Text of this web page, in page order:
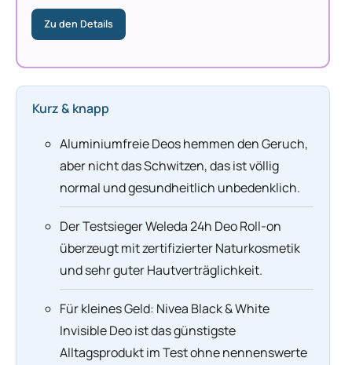
Zu den Details
Kurz & knapp
Aluminiumfreie Deos hemmen den Geruch,
aber nicht das Schwitzen, das ist völlig
normal und gesundheitlich unbedenklich.
Der Testsieger Weleda 24h Deo Roll-on
überzeugt mit zertifizierter Naturkosmetik
und sehr guter Hautverträglichkeit.
Für kleines Geld: Nivea Black & White
Invisible Deo ist das günstigste
Alltagsprodukt im Test ohne nennenswerte